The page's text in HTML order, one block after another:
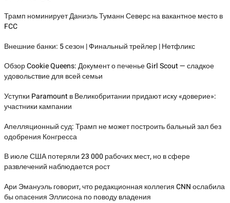
Трамп номинирует Даниэль Туманн Северс на вакантное место в
FCC
Внешние банки: 5 сезон | Финальный трейлер | Нетфликс
Обзор Cookie Queens: Документ о печенье Girl Scout — сладкое
удовольствие для всей семьи
Уступки Paramount в Великобритании придают иску «доверие»:
участники кампании
Апелляционный суд: Трамп не может построить бальный зал без
одобрения Конгресса
В июле США потеряли 23 000 рабочих мест, но в сфере
развлечений наблюдается рост
Ари Эмануэль говорит, что редакционная коллегия CNN ослабила
бы опасения Эллисона по поводу владения